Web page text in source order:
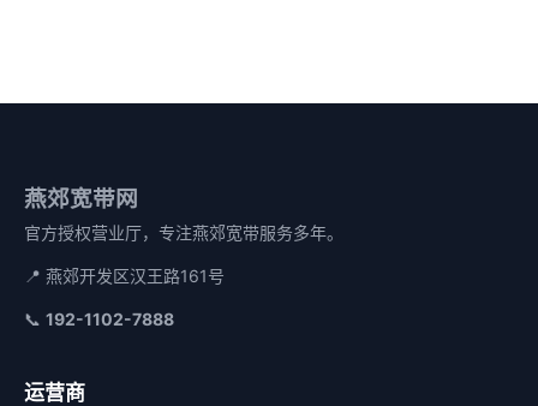
燕郊宽带网
官方授权营业厅，专注燕郊宽带服务多年。
📍 燕郊开发区汉王路161号
📞 192-1102-7888
运营商